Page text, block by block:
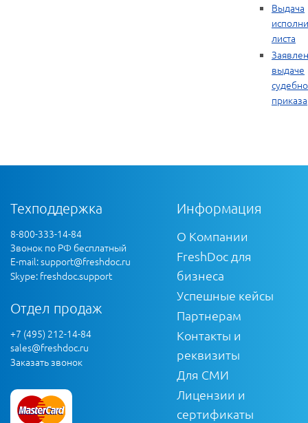
Выдача
листа
выдаче
приказа
Техподдержка
8-800-333-14-84
Звонок по РФ бесплатный
E-mail:support@freshdoc.ru
Skype: freshdoc.support
Отдел продаж
+7 (495) 212-14-84
sales@freshdoc.ru
Заказать звонок
Информация
О Компании
FreshDoc для
бизнеса
Успешные кейсы
Партнерам
Контакты и
реквизиты
Для СМИ
Лицензии и
сертификаты